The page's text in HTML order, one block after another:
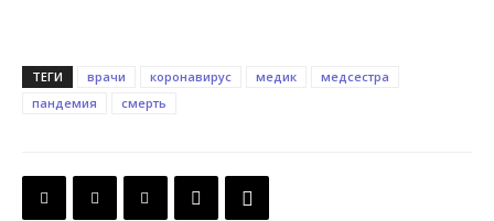
ТЕГИ врачи коронавирус медик
медсестра
пандемия
смерть